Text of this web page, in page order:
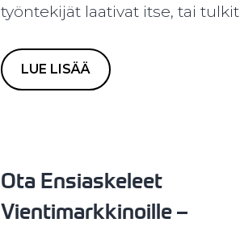
työntekijät laativat itse, tai tulkit
LUE LISÄÄ
Ota Ensiaskeleet
Vientimarkkinoille –